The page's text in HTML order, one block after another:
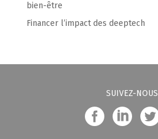
bien-être
Financer l’impact des deeptech
SUIVEZ-NOUS